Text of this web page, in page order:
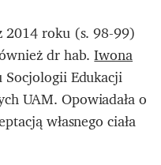
roku (s. 98-99)
dr hab.Iwona
Socjologii Edukacji
UAM. Opowiadała o
własnego ciała